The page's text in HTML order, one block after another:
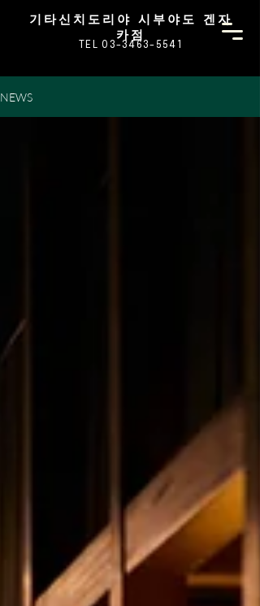
기타신치도리야 시부야도 겐자
카점
TEL 03-3463-5541
NEWS